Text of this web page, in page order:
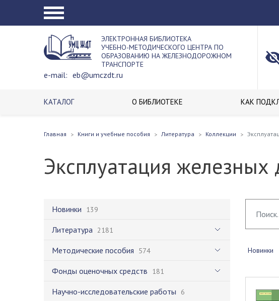
ЭЛЕКТРОННАЯ БИБЛИОТЕКА
УЧЕБНО-МЕТОДИЧЕСКОГО ЦЕНТРА ПО
ОБРАЗОВАНИЮ НА ЖЕЛЕЗНОДОРОЖНОМ
ТРАНСПОРТЕ
e-mail: eb@umczdt.ru
КАТАЛОГ О БИБЛИОТЕКЕ КАК
Главная Книги и учебные пособия Литература Коллекции
Эксплуатация
Новинки 139
Литература 2181
Методические пособия 574
Фонды оценочных средств 181
Научно-исследовательские работы 6
Новинки